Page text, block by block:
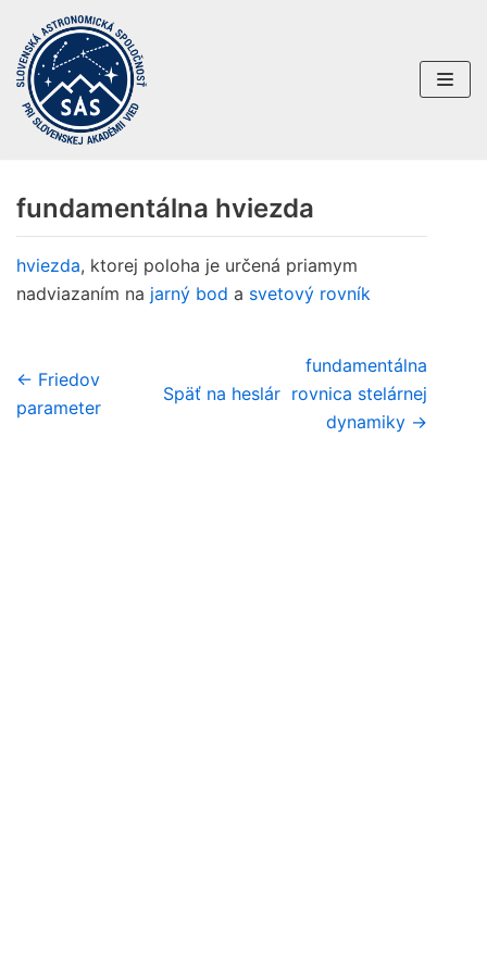
Preskočiť
na
obsah
fundamentálna hviezda
hviezda, ktorej poloha je určená priamym
nadviazaním na jarný bod a svetový rovník
← Friedov
parameter
Späť na heslár
fundamentálna
rovnica stelárnej
dynamiky →